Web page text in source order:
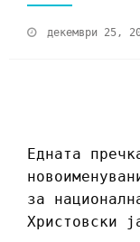
декември 25,
Едната
за
Христовски